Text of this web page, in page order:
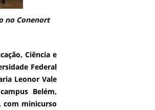
no Conenort
Ciência e
Federal
Leonor Vale
Belém,
com minicurso